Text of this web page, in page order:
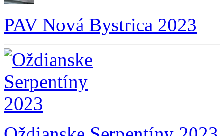
PAV Nová Bystrica 2023